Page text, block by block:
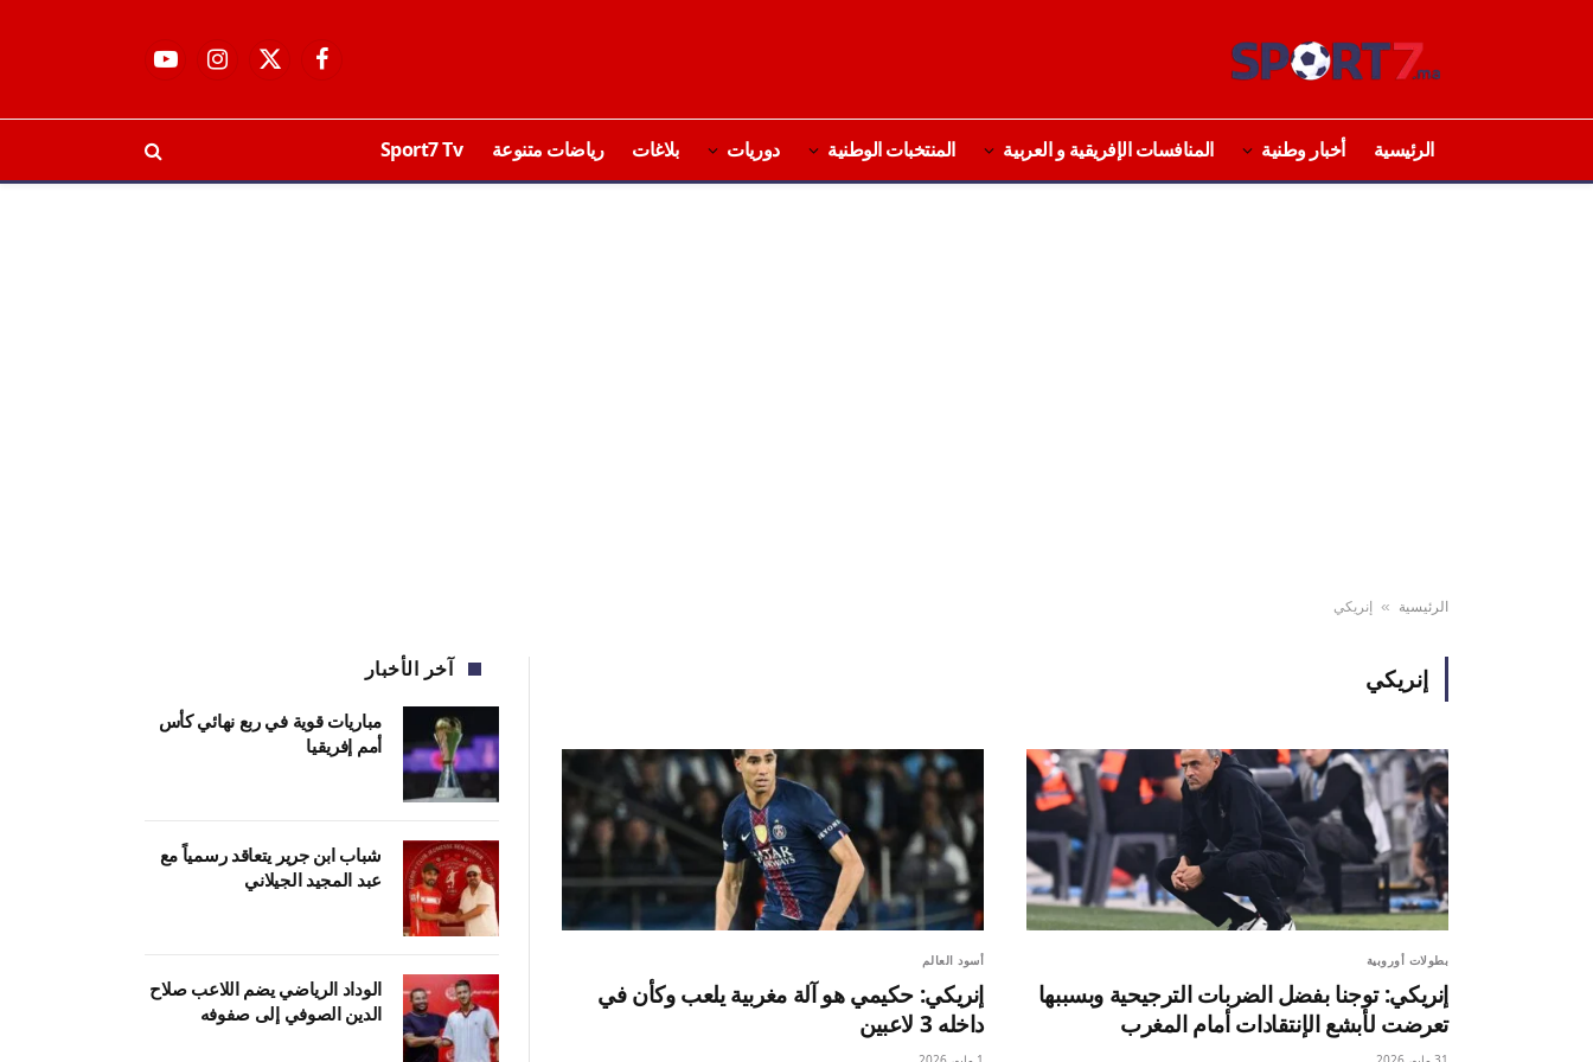
فيسبوكX
الانستغراميوتيوب
الرئيسية أخبار وطنية المنافسات الإفريقية و العربية المنتخبات الوطنية دوريات بلاغات رياضات متنوعة Sport7 Tv
الرئيسية » إنريكي
إنريكي
بطولات أوروبية
إنريكي: توجنا بفضل الضربات الترجيحية وبسببها
تعرضت لأبشع الإنتقادات أمام المغرب
أسود العالم
إنريكي: حكيمي هو آلة مغربية يلعب وكأن في
داخله 3 لاعبين
آخر الأخبار
مباريات قوية في ربع نهائي كأس
أمم إفريقيا
شباب ابن جرير يتعاقد رسمياً مع
عبد المجيد الجيلاني
الوداد الرياضي يضم اللاعب صلاح
الدين الصوفي إلى صفوفه